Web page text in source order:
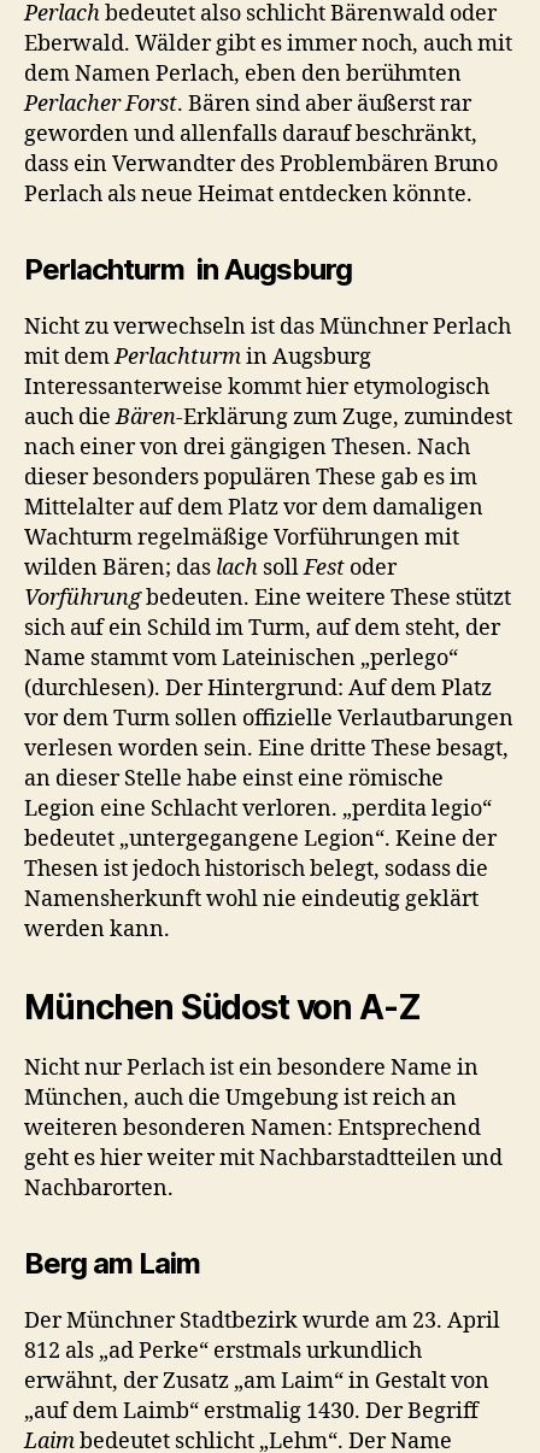
Perlachbedeutet also schlicht Bärenwald oder
Eberwald. Wälder gibt es immer noch, auch mit
dem Namen Perlach, eben den berühmten
Perlacher Forst. Bären sind aber äußerst rar
geworden und allenfalls darauf beschränkt,
dass ein Verwandter des Problembären Bruno
Perlach als neue Heimat entdecken könnte.
Perlachturm in Augsburg
Nicht zu verwechseln ist das Münchner Perlach
mit demPerlachturmin Augsburg
Interessanterweise kommt hier etymologisch
auch dieBären-Erklärung zum Zuge, zumindest
nach einer von drei gängigen Thesen. Nach
dieser besonders populären These gab es im
Mittelalter auf dem Platz vor dem damaligen
Wachturm regelmäßige Vorführungen mit
wilden Bären; das lach sollFest oder
Vorführungbedeuten. Eine weitere These stützt
sich auf ein Schild im Turm, auf dem steht, der
Name stammt vom Lateinischen „perlego“
(durchlesen). Der Hintergrund: Auf dem Platz
vor dem Turm sollen offizielle Verlautbarungen
verlesen worden sein. Eine dritte These besagt,
an dieser Stelle habe einst eine römische
Legion eine Schlacht verloren. „perdita legio“
bedeutet „untergegangene Legion“. Keine der
Thesen ist jedoch historisch belegt, sodass die
Namensherkunft wohl nie eindeutig geklärt
werden kann.
München Südost von A-Z
Nicht nur Perlach ist ein besondere Name in
München, auch die Umgebung ist reich an
weiteren besonderen Namen: Entsprechend
geht es hier weiter mit Nachbarstadtteilen und
Nachbarorten.
Berg am Laim
Der Münchner Stadtbezirk wurde am 23. April
812 als „ad Perke“ erstmals urkundlich
erwähnt, der Zusatz „am Laim“ in Gestalt von
„auf dem Laimb“ erstmalig 1430. Der Begriff
Laimbedeutet schlicht „Lehm“. Der Name